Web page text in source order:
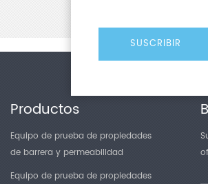
Productos
Equipo de prueba de propiedades
de barrera y permeabilidad
Equipo de prueba de propiedades